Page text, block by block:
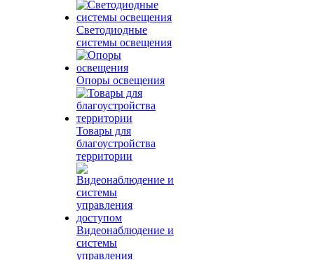
Светодиодные
системы освещения
Опоры освещения
Товары для
благоустройства
территории
Видеонаблюдение и
системы
управления